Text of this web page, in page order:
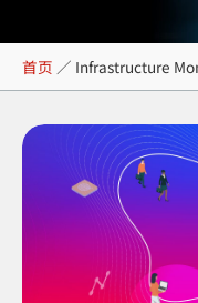
首页 ／ Infrastructure